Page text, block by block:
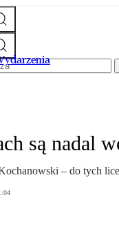
są nadal
– do tych